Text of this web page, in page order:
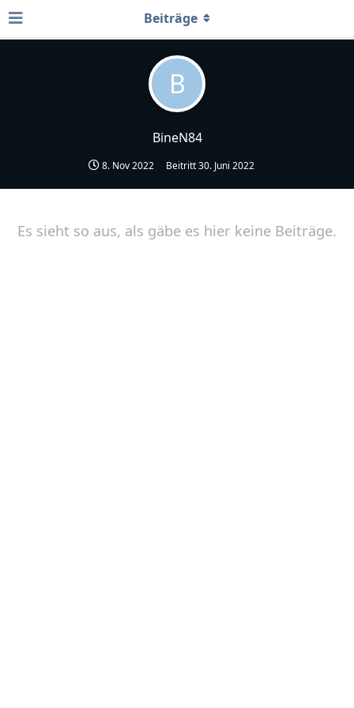
B
BineN84
8. Nov 2022 Beitritt30. Juni 2022
Beiträge
Es sieht so aus, als gäbe es hier keine Beiträge.